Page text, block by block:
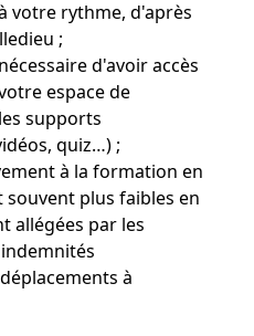
votre rythme, d'après
;
d'avoir accès
espace de
supports
quiz…) ;
à la formation en
plus faibles en
allégées par les
à